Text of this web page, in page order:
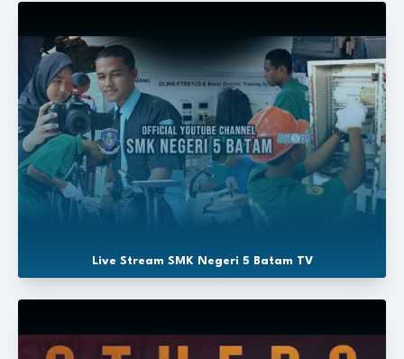
Live Stream SMK Negeri 5 Batam TV